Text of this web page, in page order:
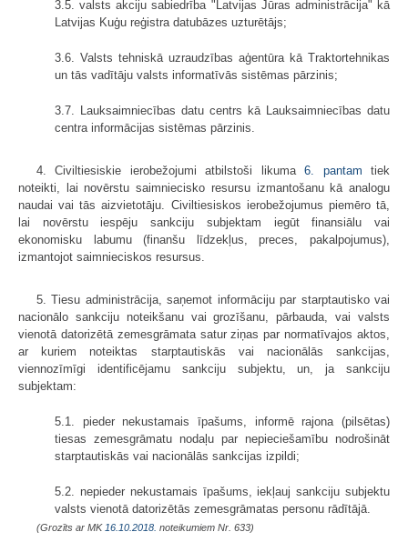
3.5. valsts akciju sabiedrība "Latvijas Jūras administrācija" kā
Latvijas Kuģu reģistra datubāzes uzturētājs;
3.6. Valsts tehniskā uzraudzības aģentūra kā Traktortehnikas
un tās vadītāju valsts informatīvās sistēmas pārzinis;
3.7. Lauksaimniecības datu centrs kā Lauksaimniecības datu
centra informācijas sistēmas pārzinis.
4. Civiltiesiskie ierobežojumi atbilstoši likuma6. pantam tiek
noteikti, lai novērstu saimniecisko resursu izmantošanu kā analogu
naudai vai tās aizvietotāju. Civiltiesiskos ierobežojumus piemēro tā,
lai novērstu iespēju sankciju subjektam iegūt finansiālu vai
ekonomisku labumu (finanšu līdzekļus, preces, pakalpojumus),
izmantojot saimnieciskos resursus.
5. Tiesu administrācija, saņemot informāciju par starptautisko vai
nacionālo sankciju noteikšanu vai grozīšanu, pārbauda, vai valsts
vienotā datorizētā zemesgrāmata satur ziņas par normatīvajos aktos,
ar kuriem noteiktas starptautiskās vai nacionālās sankcijas,
viennozīmīgi identificējamu sankciju subjektu, un, ja sankciju
subjektam:
5.1. pieder nekustamais īpašums, informē rajona (pilsētas)
tiesas zemesgrāmatu nodaļu par nepieciešamību nodrošināt
starptautiskās vai nacionālās sankcijas izpildi;
5.2. nepieder nekustamais īpašums, iekļauj sankciju subjektu
valsts vienotā datorizētās zemesgrāmatas personu rādītājā.
(Grozīts ar MK 16.10.2018. noteikumiem Nr. 633)